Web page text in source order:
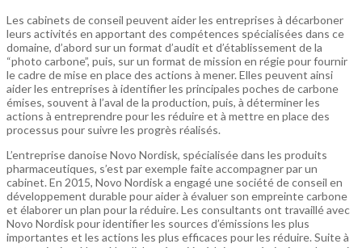
Les cabinets de conseil peuvent aider les entreprises à décarboner
leurs activités en apportant des compétences spécialisées dans ce
domaine, d’abord sur un format d’audit et d’établissement de la
“photo carbone”, puis, sur un format de mission en régie pour fournir
le cadre de mise en place des actions à mener. Elles peuvent ainsi
aider les entreprises à identifier les principales poches de carbone
émises, souvent à l’aval de la production, puis, à déterminer les
actions à entreprendre pour les réduire et à mettre en place des
processus pour suivre les progrès réalisés.
L’entreprise danoise Novo Nordisk, spécialisée dans les produits
pharmaceutiques, s’est par exemple faite accompagner par un
cabinet. En 2015, Novo Nordisk a engagé une société de conseil en
développement durable pour aider à évaluer son empreinte carbone
et élaborer un plan pour la réduire. Les consultants ont travaillé avec
Novo Nordisk pour identifier les sources d’émissions les plus
importantes et les actions les plus efficaces pour les réduire. Suite à